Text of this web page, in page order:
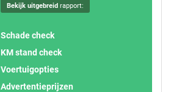
Bekijk uitgebreidrapport:
Schade check
KM stand check
Voertuigopties
Advertentieprijzen